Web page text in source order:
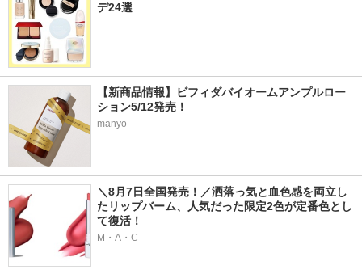
デ24選
【新商品情報】ビフィダバイオームアンプルロー
ション5/12発売！
manyo
＼8月7日全国発売！／洒落っ気と血色感を両立し
たリップバーム、人気だった限定2色が定番色とし
て復活！
M・A・C